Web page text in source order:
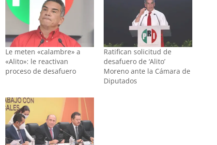
Le meten «calambre» a
«Alito»: le reactivan
proceso de desafuero
Ratifican solicitud de
desafuero de ‘Alito’
Moreno ante la Cámara de
Diputados